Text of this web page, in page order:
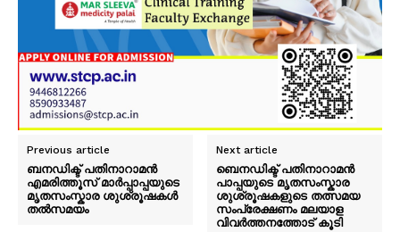
Previous article
ബനഡിക്ട് പതിനാറാമൻ
എമരിത്തൂസ് മാർപ്പാപ്പയുടെ
മൃതസംസ്കാര ശുശ്രൂഷകൾ
തൽസമയം
Next article
ബെനഡിക്ട് പതിനാറാമൻ
പാപ്പയുടെ മൃതസംസ്കാര
ശുശ്രൂഷകളുടെ തത്സമയ
സംപ്രേക്ഷണം മലയാള
വിവർത്തനത്തോട് കൂടി